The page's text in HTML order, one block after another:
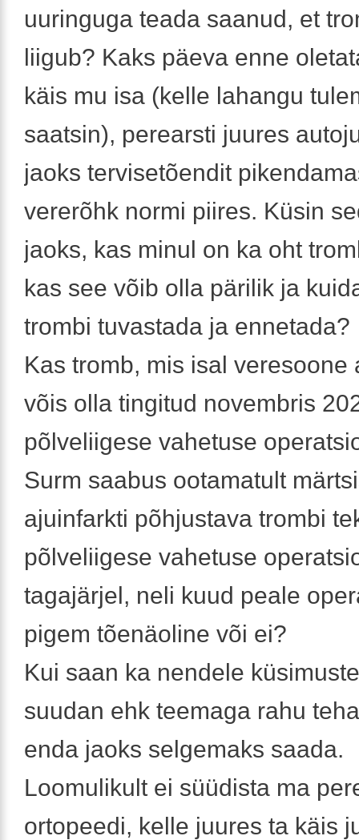
uuringuga teada saanud, et
liigub? Kaks päeva enne
käis mu isa (kelle lahangu
saatsin), perearsti juures
jaoks tervisetõendit
vererõhk normi piires. Küsin
jaoks, kas minul on ka oht
kas see võib olla pärilik ja
trombi tuvastada ja ennetada?
Kas tromb, mis isal veresoone
võis olla tingitud novembris
põlveliigese vahetuse
Surm saabus ootamatult
ajuinfarkti põhjustava trombi
põlveliigese vahetuse
tagajärjel, neli kuud peale
pigem tõenäoline või ei?
Kui saan ka nendele
suudan ehk teemaga rahu
enda jaoks selgemaks saada.
Loomulikult ei süüdista ma
ortopeedi, kelle juures ta käis